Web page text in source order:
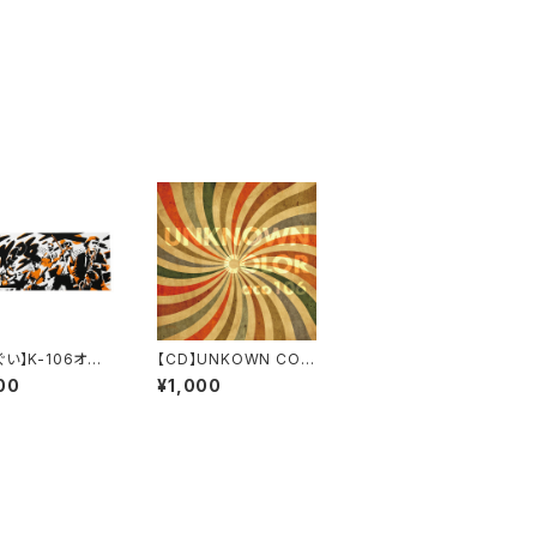
い】K-106オリ
ぬぐい
【CD】UNKOWN COL
OR ／aco106
¥1,000